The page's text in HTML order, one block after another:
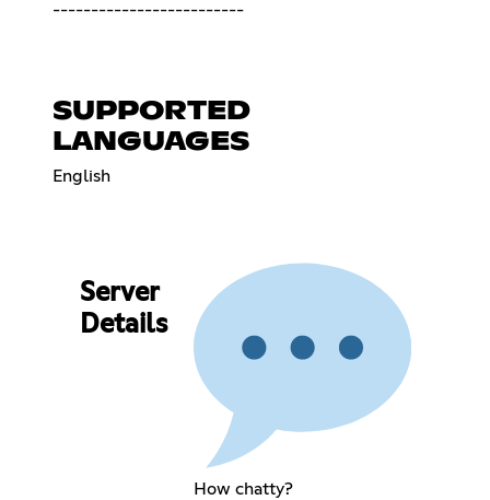
-------------------------
SUPPORTED
LANGUAGES
English
Server
Details
How chatty?